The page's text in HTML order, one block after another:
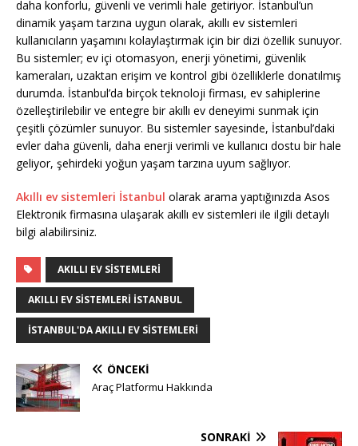
daha konforlu, güvenli ve verimli hale getiriyor. İstanbul’un
dinamik yaşam tarzına uygun olarak, akıllı ev sistemleri
kullanıcıların yaşamını kolaylaştırmak için bir dizi özellik sunuyor.
Bu sistemler; ev içi otomasyon, enerji yönetimi, güvenlik
kameraları, uzaktan erişim ve kontrol gibi özelliklerle donatılmış
durumda. İstanbul’da birçok teknoloji firması, ev sahiplerine
özelleştirilebilir ve entegre bir akıllı ev deneyimi sunmak için
çeşitli çözümler sunuyor. Bu sistemler sayesinde, İstanbul’daki
evler daha güvenli, daha enerji verimli ve kullanıcı dostu bir hale
geliyor, şehirdeki yoğun yaşam tarzına uyum sağlıyor.
Akıllı ev sistemleri İstanbul olarak arama yaptığınızda Asos
Elektronik firmasına ulaşarak akıllı ev sistemleri ile ilgili detaylı
bilgi alabilirsiniz.
AKILLI EV SISTEMLERI
AKILLI EV SISTEMLERI ISTANBUL
İSTANBUL'DA AKILLI EV SISTEMLERI
ÖNCEKI
Araç Platformu Hakkında
SONRAKI